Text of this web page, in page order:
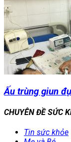
Ấu trùng giun
CHUYÊN ĐỀ SỨC
Tin sức khỏe